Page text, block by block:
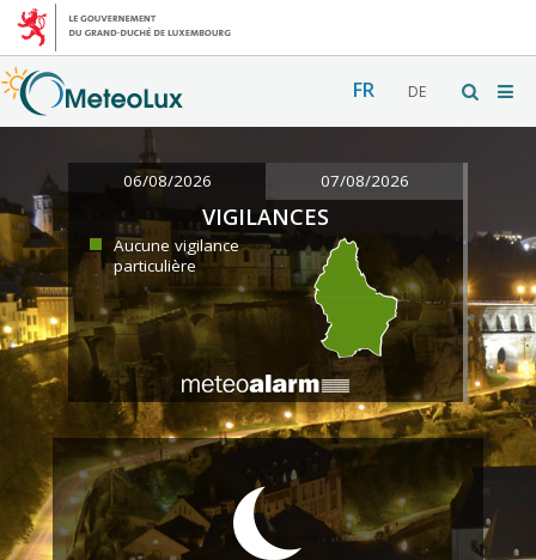
FR DE
06/08/2026 07/08/2026
VIGILANCES
Aucune vigilance
particulière